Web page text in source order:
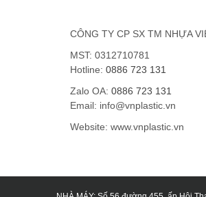
CÔNG TY CP SX TM NHỰA
MST: 0312710781
Hotline: 0886 723 131
Zalo OA: 0886 723 131
Email: info@vnplastic.vn
Website: www.vnplastic.vn